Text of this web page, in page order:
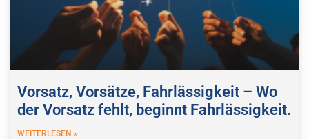
Vorsatz, Vorsätze, Fahrlässigkeit – Wo
der Vorsatz fehlt, beginnt Fahrlässigkeit.
WEITERLESEN »